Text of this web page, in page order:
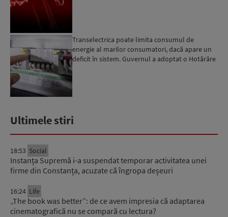
Transelectrica poate limita consumul de
energie al marilor consumatori, dacă apare un
deficit în sistem. Guvernul a adoptat o Hotărâre
Ultimele stiri
18:53 Social
Instanța Supremă i-a suspendat temporar activitatea unei
firme din Constanța, acuzate că îngropa deșeuri
16:24 Life
„The book was better”: de ce avem impresia că adaptarea
cinematografică nu se compară cu lectura?